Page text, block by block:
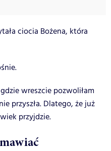
ciocia Bożena, która
wreszcie pozwoliłam
przyszła. Dlatego, że już
przyjdzie.